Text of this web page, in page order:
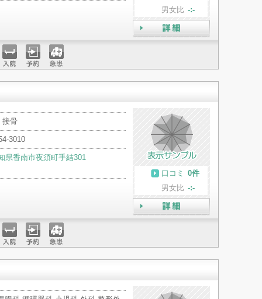
男女比 -:-
詳細
院 予約 急患
接骨
3010
県香南市夜須町手結301
口コミ
0件
男女比 -:-
詳細
院 予約 急患